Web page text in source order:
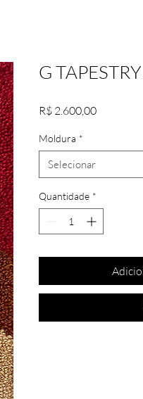
G
R$ 2.600,00Preço
Moldura *
Selecionar
Quantidade *